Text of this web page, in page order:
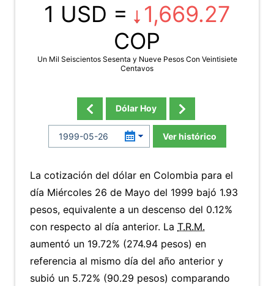
1 USD =
1,669.27
COP
Un Mil Seiscientos Sesenta y Nueve Pesos Con Veintisiete
Centavos
Dólar Hoy
Ver histórico
La cotización del dólar en Colombia para el
día Miércoles 26 de Mayo del 1999 bajó 1.93
pesos, equivalente a un descenso del 0.12%
con respecto al día anterior. La T.R.M.
aumentó un 19.72% (274.94 pesos) en
referencia al mismo día del año anterior y
subió un 5.72% (90.29 pesos) comparando